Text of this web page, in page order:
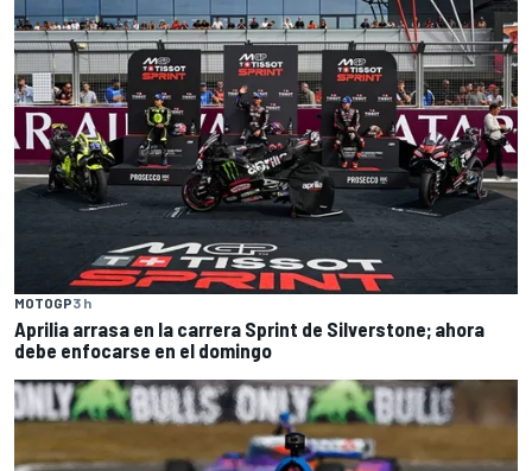
MOTOGP3 h
Aprilia arrasa en la carrera Sprint de Silverstone; ahora
debe enfocarse en el domingo